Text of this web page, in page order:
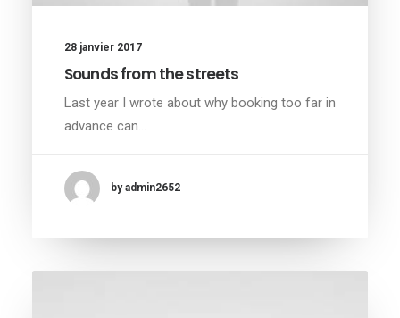
28 janvier 2017
Sounds from the streets
Last year I wrote about why booking too far in
advance can…
by admin2652